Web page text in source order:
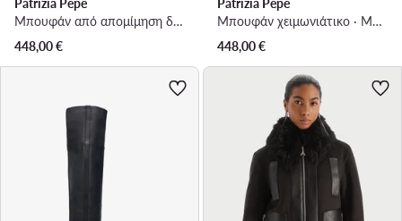
Μπουφάν από απομίμηση δέρματος · Καφέ
448,00€
Μπουφάν χειμωνιάτικο · Μαύρο
448,00€